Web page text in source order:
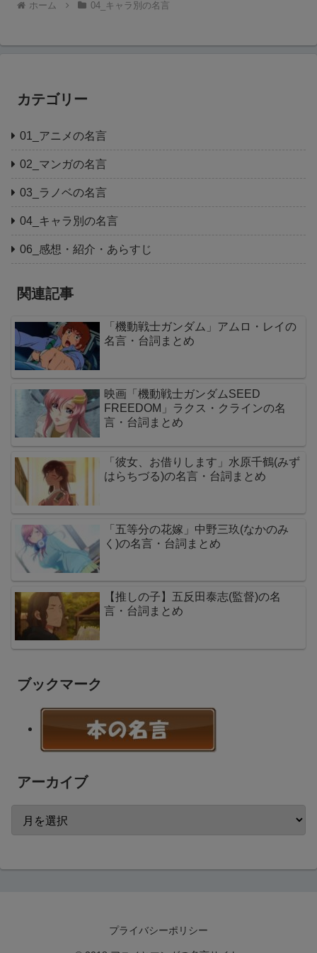
ホーム 04_キャラ別の名言
カテゴリー
01_アニメの名言
02_マンガの名言
03_ラノベの名言
04_キャラ別の名言
06_感想・紹介・あらすじ
関連記事
「機動戦士ガンダム」アムロ・レイの
名言・台詞まとめ
映画「機動戦士ガンダムSEED
FREEDOM」ラクス・クラインの名
言・台詞まとめ
「彼女、お借りします」水原千鶴(みず
はらちづる)の名言・台詞まとめ
「五等分の花嫁」中野三玖(なかのみ
く)の名言・台詞まとめ
【推しの子】五反田泰志(監督)の名
言・台詞まとめ
ブックマーク
アーカイブ
プライバシーポリシー